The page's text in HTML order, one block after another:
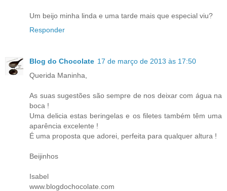
Um beijo minha linda e uma tarde mais que especial viu?
Responder
Blog do Chocolate 17 de março de 2013 às 17:50
Querida Maninha,
As suas sugestões são sempre de nos deixar com água na
boca !
Uma delicia estas beringelas e os filetes também têm uma
aparência excelente !
É uma proposta que adorei, perfeita para qualquer altura !
Beijinhos
Isabel
www.blogdochocolate.com